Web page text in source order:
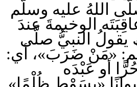
اللهُ عليه وسلَّم
الوخيمةَ عندَ
يقولُ النبيُّ صلَّى
«مَنْ ضَرَبَ»، أي:
أو عَبْدَه